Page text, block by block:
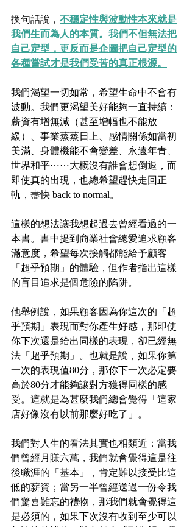
換句話說， 不穩定性與波動性本來就是
我們生而為人的本質。我們不但無法把
自己定型，更反而是企圖把自己定型的
各種嘗試才是我們受苦的真正根源。
我們渴望一切如常，希望生命中不會有
波動。我們更渴望美好能夠一直持續：
薪資有增無減（甚至增幅也不能放
緩）、事業蒸蒸日上、感情關係如當初
美滿、身體機能不會變差、永遠年青、
世界和平⋯⋯大概沒有誰會想倒退，而
即使真的出現，也總希望趕快走回正
軌，盡快 back to normal。
這樣的想法讓我想起過去曾經看過的一
本書。書中提到商業社會總愛追求顧客
滿意度，希望每次接觸都能給予顧客
「超乎預期」的體驗，但作者指出這樣
的盲目追求是個危險的陷阱。
他舉例說，如果顧客因為你這次的「超
乎預期」表現而對你產生好感，那即使
你下次還是給出同樣的表現，卻已經無
法「超乎預期」。也就是說，如果你第
一次的表現值80分，那你下一次必定要
高於80分才能夠讓對方獲得同樣的感
受。這就是為甚麼我們總會覺得「這家
店好像沒有以前那麼好吃了」。
我們對人生的看法其實也相類近：當我
們曾經月賺六萬，我們就會覺得這是往
後職涯的「基本」，肯定難以接受比這
低的薪資；當另一半曾經送過一份令我
們驚喜難忘的禮物，那我們就會覺得這
是必須的，如果下次沒有收到至少可以